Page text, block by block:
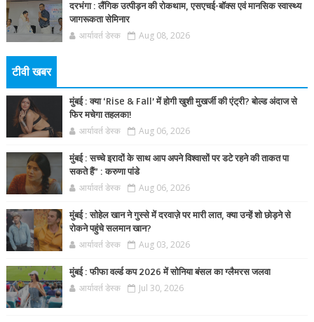
दरभंगा : लैंगिक उत्पीड़न की रोकथाम, एसएचई-बॉक्स एवं मानसिक स्वास्थ्य
जागरूकता सेमिनार
आर्यावर्त डेस्क Aug 08, 2026
टीवी खबर
मुंबई : क्या ‘Rise & Fall’ में होगी खुशी मुखर्जी की एंट्री? बोल्ड अंदाज से
फिर मचेगा तहलका!
आर्यावर्त डेस्क Aug 06, 2026
मुंबई : सच्चे इरादों के साथ आप अपने विश्वासों पर डटे रहने की ताकत पा
सकते हैं” : करुणा पांडे
आर्यावर्त डेस्क Aug 06, 2026
मुंबई : सोहेल खान ने गुस्से में दरवाज़े पर मारी लात, क्या उन्हें शो छोड़ने से
रोकने पहुंचे सलमान खान?
आर्यावर्त डेस्क Aug 03, 2026
मुंबई : फीफा वर्ल्ड कप 2026 में सोनिया बंसल का ग्लैमरस जलवा
आर्यावर्त डेस्क Jul 30, 2026